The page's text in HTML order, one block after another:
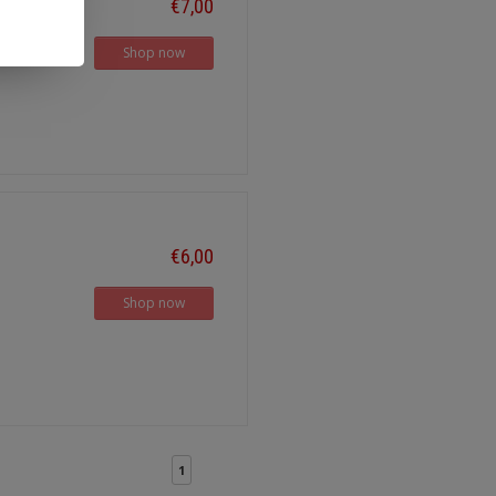
€7,00
Shop now
€6,00
Shop now
1